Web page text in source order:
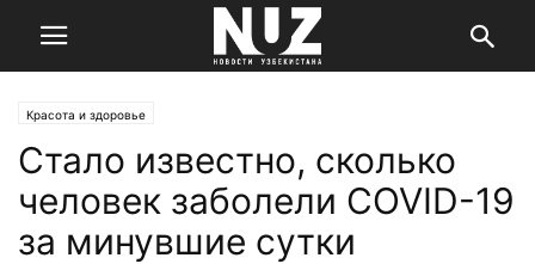
Красота и здоровье
Стало известно, сколько
человек заболели COVID-19
за минувшие сутки